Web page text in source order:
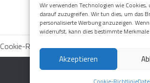
Wir verwenden Technologien wie
darauf zuzugreifen. Wir tun dies, um das
personalisierte Werbung anzuzeigen.
widerrufst, kann dies bestimmte
Akzeptieren
Cookie-Richtlinie (EU)